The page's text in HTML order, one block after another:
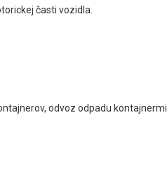
časti vozidla.
odvoz odpadu kontajnermi.